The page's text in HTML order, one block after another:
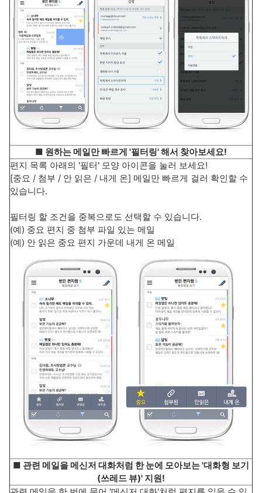
■ 원하는 메일만 빠르게 '필터링' 해서 찾아보세요!
편지 목록 아래의 '필터' 모양 아이콘을 눌러 보세요!
[중요 / 첨부 / 안 읽은 / 내게 온] 메일만 빠르게 걸러 확인할 수
있습니다.
필터링 할 조건을 중복으로도 선택할 수 있습니다.
(예) 중요 편지 중 첨부 파일 있는 메일
(예) 안 읽은 중요 편지 가운데 내게 온 메일
■ 관련 메일을 메신저 대화처럼 한 눈에 모아보는 '대화형 보기
(쓰레드 뷰)' 지원!